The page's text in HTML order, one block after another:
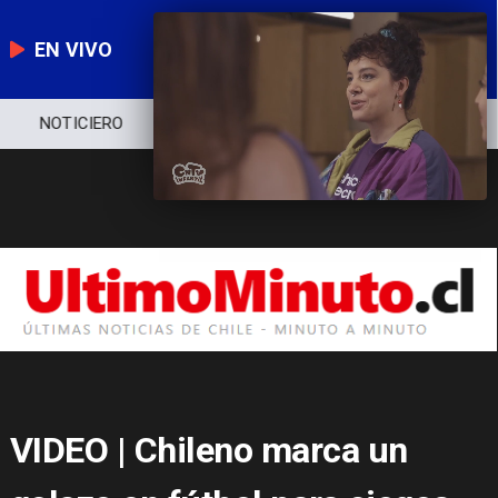
EN VIVO
NOTICIERO POLÍTICA ECONOMÍA
VIDEO | Chileno marca un